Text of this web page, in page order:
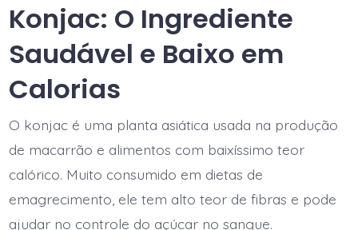
Konjac: O Ingrediente
Saudável e Baixo em
Calorias
O konjac é uma planta asiática usada na produção
de macarrão e alimentos com baixíssimo teor
calórico. Muito consumido em dietas de
emagrecimento, ele tem alto teor de fibras e pode
ajudar no controle do açúcar no sangue.